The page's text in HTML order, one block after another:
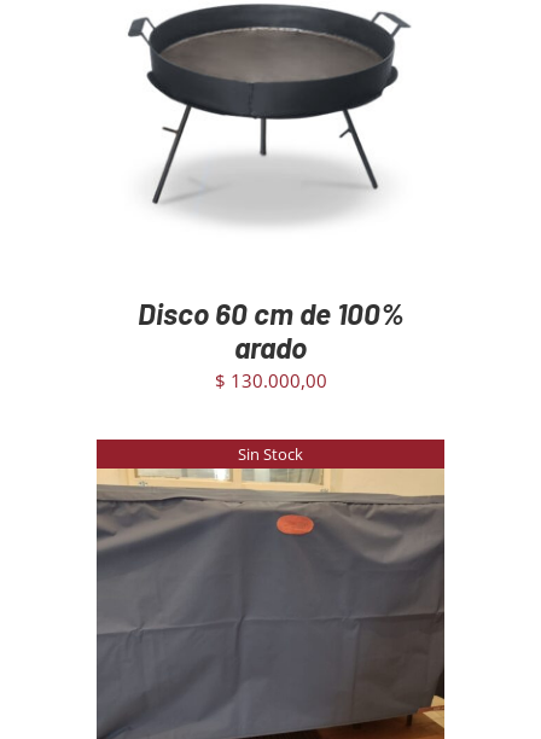
AGREGAR AL CARRITO DETAILS
Disco 60 cm de 100%
arado
$ 130.000,00
Sin Stock